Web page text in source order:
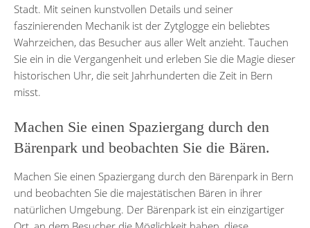
Stadt. Mit seinen kunstvollen Details und seiner
faszinierenden Mechanik ist der Zytglogge ein beliebtes
Wahrzeichen, das Besucher aus aller Welt anzieht. Tauchen
Sie ein in die Vergangenheit und erleben Sie die Magie dieser
historischen Uhr, die seit Jahrhunderten die Zeit in Bern
misst.
Machen Sie einen Spaziergang durch den
Bärenpark und beobachten Sie die Bären.
Machen Sie einen Spaziergang durch den Bärenpark in Bern
und beobachten Sie die majestätischen Bären in ihrer
natürlichen Umgebung. Der Bärenpark ist ein einzigartiger